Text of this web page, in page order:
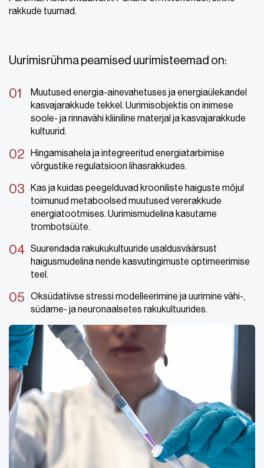
rakkude tuumad.
Uurimisrühma peamised uurimisteemad on:
Muutused energia-ainevahetuses ja energiaülekandel
kasvajarakkude tekkel. Uurimisobjektis on inimese
soole- ja rinnavähi kliiniline materjal ja kasvajarakkude
kultuurid.
Hingamisahela ja integreeritud energiatarbimise
võrgustike regulatsioon lihasrakkudes.
Kas ja kuidas peegelduvad krooniliste haiguste mõjul
toimunud metaboolsed muutused vererakkude
energiatootmises. Uurimismudelina kasutame
trombotsüüte.
Suurendada rakukukultuuride usaldusväärsust
haigusmudelina nende kasvutingimuste optimeerimise
teel.
Oksüdatiivse stressi modelleerimine ja uurimine vähi-,
südame- ja neuronaalsetes rakukultuurides.